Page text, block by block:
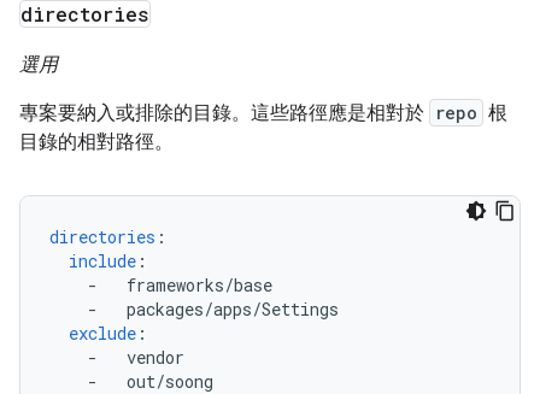
directories
選用
專案要納入或排除的目錄。這些路徑應是相對於 repo 根
目錄的相對路徑。
directories :
include :
-
frameworks/base
-
packages/apps/Settings
exclude :
-
vendor
-
out/soong